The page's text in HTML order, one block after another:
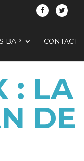
BAP CONTACT
: LA
DE